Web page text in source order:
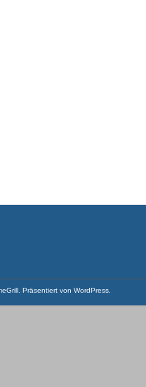
Präsentiert von WordPress